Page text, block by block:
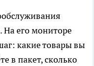
На его мониторе
какие товары вы
в пакет, сколько